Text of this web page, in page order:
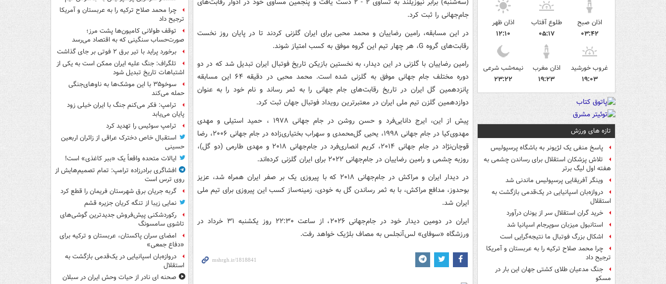
اذان صبح
۰۳:۴۲
طلوع آفتاب
۰۵:۱۷
اذان ظهر
۱۲:۱۰
غروب خورشید
۱۹:۰۳
اذان مغرب
۱۹:۲۳
نیمه‌شب شرعی
۲۳:۲۲
تازه های ورزش
پاسخ منفی یک لژیونر به باشگاه پرسپولیس
تلاش پزشکان استقلال برای رساندن چشمی به
هفته اول لیگ برتر
وینگر آفریقایی پرسپولیس ماندنی شد
دروازه‌بان اسپانیایی در یک‌قدمی بازگشت به
استقلال
خرید گران استقلال سر از یونان درآورد
استانبول میزبان سوپرجام اسپانیا شد
اشکال بزرگ فوتبال ما نتیجه‌گرایی است
چرا محمد صلاح ترکیه را به عربستان و آمریکا
ترجیح داد
جنگ مدعیان طلای کشتی جهان این بار در
مسکو
جام‌جهانی را ثبت کرد.
در این مسابقه، رامین رضاییان و محمد محبی برای ایران گلزنی کردند تا در پایان روز نخست
رقابت‌های گروه G، هر چهار تیم این گروه موفق به کسب امتیاز شوند.
رامین رضاییان با گلزنی در این دیدار، به نخستین بازیکن تاریخ فوتبال ایران تبدیل شد که در دو
دوره مختلف جام‌ جهانی موفق به گلزنی شده است. محمد محبی در دقیقه ۶۴ این مسابقه
پانزدهمین گل ایران در تاریخ رقابت‌های جام‌ جهانی را به ثمر رساند و نام خود را به عنوان
دوازدهمین گلزن تیم ملی ایران در معتبرترین رویداد فوتبال جهان ثبت کرد.
پیش از این، ایرج دانایی‌فرد و حسن روشن در جام‌ جهانی ۱۹۷۸ ، حمید استیلی و مهدی
مهدوی‌کیا در جام‌ جهانی ۱۹۹۸، یحیی گل‌محمدی و سهراب بختیاری‌زاده در جام‌ جهانی ۲۰۰۶، رضا
قوچان‌نژاد در جام‌ جهانی ۲۰۱۴، کریم انصاری‌فرد در جام‌جهانی ۲۰۱۸ و مهدی طارمی (دو گل)،
روزبه چشمی و رامین رضاییان در جام‌جهانی ۲۰۲۲ برای ایران گلزنی کرده‌اند.
در دیدار ایران و مراکش در جام‌جهانی ۲۰۱۸ که با پیروزی یک بر صفر ایران همراه شد، عزیز
بوحدوز، مدافع مراکش، با به ثمر رساندن گل به خودی، زمینه‌ساز کسب این پیروزی برای تیم ملی
ایران شد.
ایران در دومین دیدار خود در جام‌جهانی ۲۰۲۶، از ساعت ۲۲:۳۰ روز یکشنبه ۳۱ خرداد در
ورزشگاه «سوفای» لس‌آنجلس به مصاف بلژیک خواهد رفت.
چرا محمد صلاح ترکیه را به عربستان و آمریکا
ترجیح داد
توقف طولانی کامیون‌ها پشت مرز؛
صورت‌حساب سنگینی که به اقتصاد می‌رسد
برخورد پراید با تیر برق ۲ فوتی بر جای گذاشت
تلگراف: جنگ علیه ایران ممکن است به یکی از
اشتباهات تاریخ تبدیل شود
سوخو۳۵ با این موشک‌ها به ناوهای‌جنگی
حمله می‌کند
ترامپ: فکر می‌کنم جنگ با ایران خیلی زود
پایان می‌یابد
ترامپ سوئیس را تهدید کرد
استقبال خاص دخترک عراقی از زائران اربعین
حسینی
ایالات متحده واقعاً یک «ببر کاغذی» است!
افشاگری برادرزاده ترامپ: تمام تصمیم‌هایش از
روی ترس است
گربه جریان برق شهرستان فریمان را قطع کرد
نمایی زیبا از تنگه کریان جزیره قشم
رکوردشکنی پیش‌فروش جدیدترین گوشی‌های
تاشوی سامسونگ
امضای سران پاکستان، عربستان و ترکیه برای
«دفاع جمعی»
دروازه‌بان اسپانیایی در یک‌قدمی بازگشت به
استقلال
صحنه ای نادر از حیات وحش ایران در سبلان